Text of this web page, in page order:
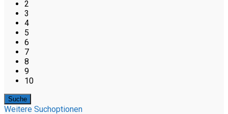
2
3
4
5
6
7
8
9
10
Weitere Suchoptionen